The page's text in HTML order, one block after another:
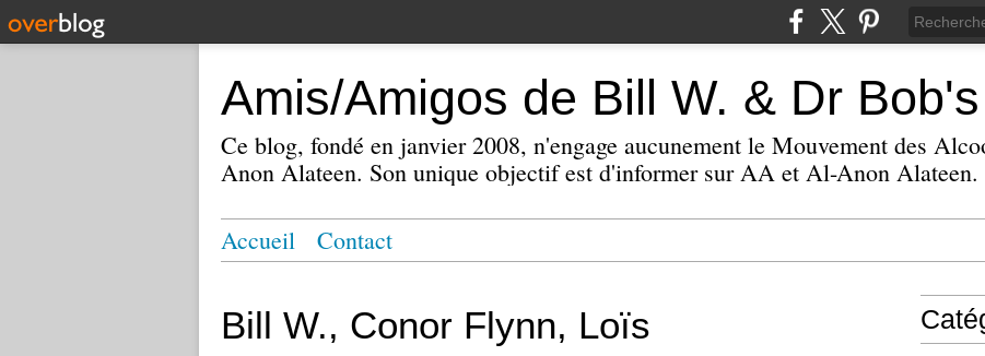
Amis/Amigos de Bill W. & Dr
Ce blog, fondé en janvier 2008, n'engage aucunement le Mouvement des
Anon Alateen. Son unique objectif est d'informer sur AA et Al-Anon Alateen.
Accueil Contact
Bill W., Conor Flynn, Loïs